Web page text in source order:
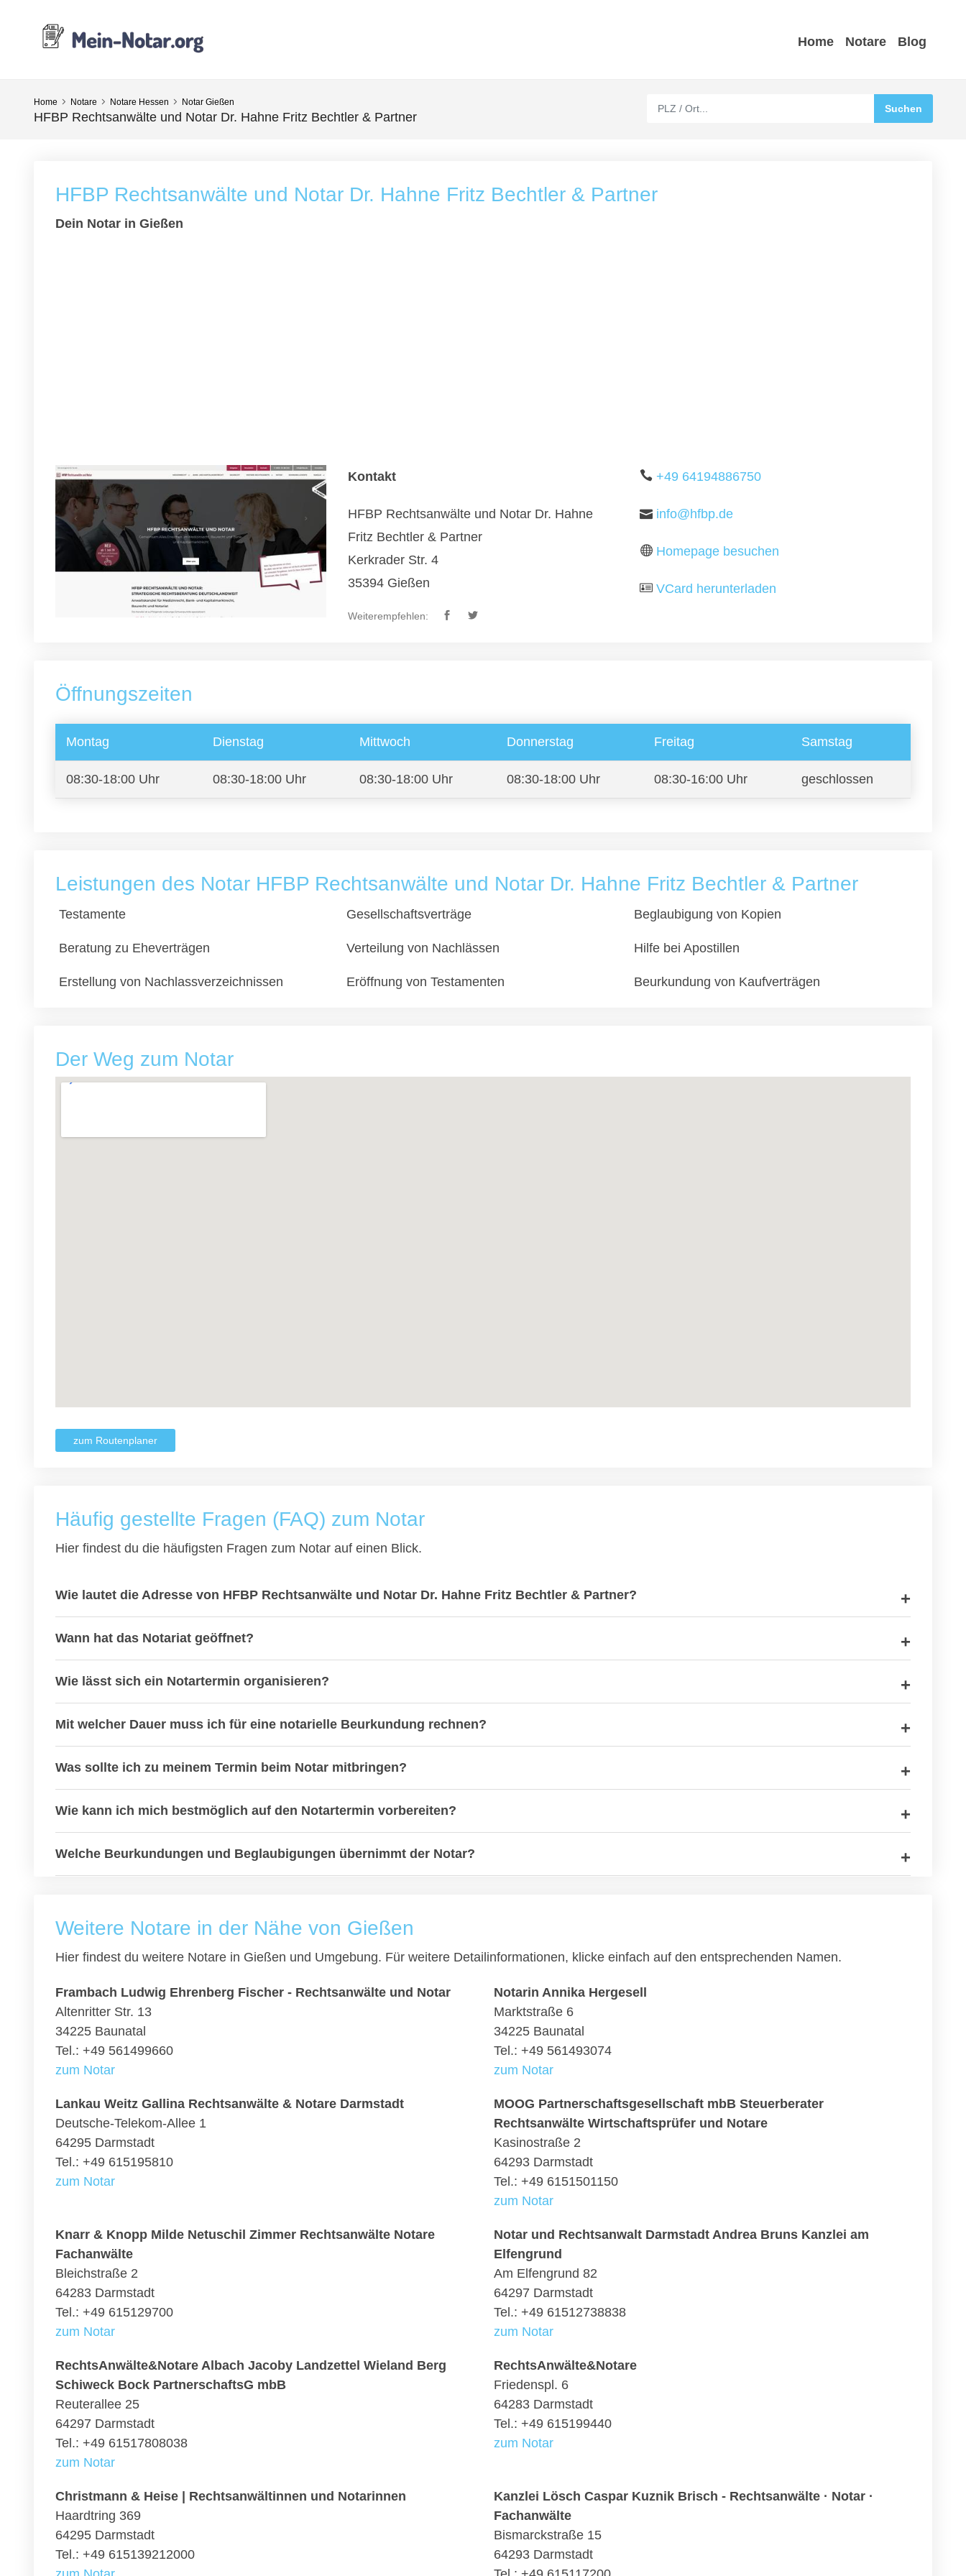
Home Notare Blog
Home Notare Notare Hessen Notar Gießen
HFBP Rechtsanwälte und Notar Dr. Hahne Fritz Bechtler & Partner
HFBP Rechtsanwälte und Notar Dr. Hahne Fritz Bechtler & Partner
Dein Notar in Gießen
Kontakt
HFBP Rechtsanwälte und Notar Dr. Hahne
Fritz Bechtler & Partner
Kerkrader Str. 4
35394 Gießen
Weiterempfehlen:
+49 64194886750
info@hfbp.de
Homepage besuchen
VCard herunterladen
Öffnungszeiten
Montag Dienstag Mittwoch Donnerstag Freitag Samstag
08:30-18:00 Uhr 08:30-18:00 Uhr 08:30-18:00 Uhr 08:30-18:00 Uhr 08:30-16:00 Uhr geschlossen
Leistungen des Notar HFBP Rechtsanwälte und Notar Dr. Hahne Fritz Bechtler & Partner
Testamente Gesellschaftsverträge Beglaubigung von Kopien
Beratung zu Eheverträgen Verteilung von Nachlässen Hilfe bei Apostillen
Erstellung von Nachlassverzeichnissen Eröffnung von Testamenten Beurkundung von Kaufverträgen
Der Weg zum Notar
zum Routenplaner
Häufig gestellte Fragen (FAQ) zum Notar
Hier findest du die häufigsten Fragen zum Notar auf einen Blick.
Wie lautet die Adresse von HFBP Rechtsanwälte und Notar Dr. Hahne Fritz Bechtler & Partner?
Wann hat das Notariat geöffnet?
Wie lässt sich ein Notartermin organisieren?
Mit welcher Dauer muss ich für eine notarielle Beurkundung rechnen?
Was sollte ich zu meinem Termin beim Notar mitbringen?
Wie kann ich mich bestmöglich auf den Notartermin vorbereiten?
Welche Beurkundungen und Beglaubigungen übernimmt der Notar?
Weitere Notare in der Nähe von Gießen
Hier findest du weitere Notare in Gießen und Umgebung. Für weitere Detailinformationen, klicke einfach auf den entsprechenden Namen.
Frambach Ludwig Ehrenberg Fischer - Rechtsanwälte und Notar
Altenritter Str. 13
34225 Baunatal
Tel.: +49 561499660
zum Notar
Notarin Annika Hergesell
Marktstraße 6
34225 Baunatal
Tel.: +49 561493074
zum Notar
Lankau Weitz Gallina Rechtsanwälte & Notare Darmstadt
Deutsche-Telekom-Allee 1
64295 Darmstadt
Tel.: +49 615195810
zum Notar
MOOG Partnerschaftsgesellschaft mbB Steuerberater
Rechtsanwälte Wirtschaftsprüfer und Notare
Kasinostraße 2
64293 Darmstadt
Tel.: +49 6151501150
zum Notar
Knarr & Knopp Milde Netuschil Zimmer Rechtsanwälte Notare
Fachanwälte
Bleichstraße 2
64283 Darmstadt
Tel.: +49 615129700
zum Notar
Notar und Rechtsanwalt Darmstadt Andrea Bruns Kanzlei am
Elfengrund
Am Elfengrund 82
64297 Darmstadt
Tel.: +49 61512738838
zum Notar
RechtsAnwälte&Notare Albach Jacoby Landzettel Wieland Berg
Schiweck Bock PartnerschaftsG mbB
Reuterallee 25
64297 Darmstadt
Tel.: +49 61517808038
zum Notar
RechtsAnwälte&Notare
Friedenspl. 6
64283 Darmstadt
Tel.: +49 615199440
zum Notar
Christmann & Heise | Rechtsanwältinnen und Notarinnen
Haardtring 369
64295 Darmstadt
Tel.: +49 615139212000
Kanzlei Lösch Caspar Kuznik Brisch - Rechtsanwälte · Notar ·
Fachanwälte
Bismarckstraße 15
64293 Darmstadt